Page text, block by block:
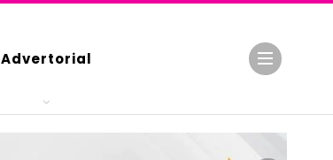
Advertorial